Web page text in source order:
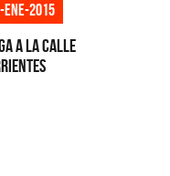
ene-2015
a la calle